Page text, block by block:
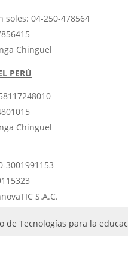
soles: 04-250-478564
Chinguel
PERÚ
Chinguel
3001991153
S.A.C.
de Tecnologías para la